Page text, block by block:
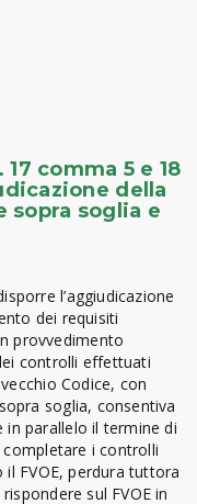
comma 5 e 18
della
sopra soglia e
l’aggiudicazione
dei requisiti
provvedimento
controlli effettuati
Codice, con
soglia, consentiva
parallelo il termine di
i controlli
FVOE, perdura tuttora
sul FVOE in